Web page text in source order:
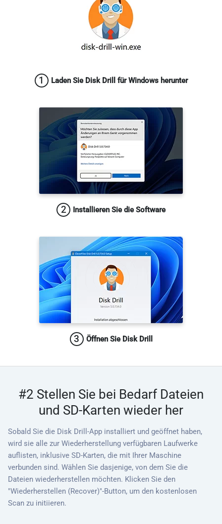
1 Laden Sie Disk Drill für Windows herunter
2 Installieren Sie die Software
3 Öffnen Sie Disk Drill
#2 Stellen Sie bei Bedarf Dateien
und SD-Karten wieder her
Sobald Sie die Disk Drill-App installiert und geöffnet haben,
wird sie alle zur Wiederherstellung verfügbaren Laufwerke
auflisten, inklusive SD-Karten, die mit Ihrer Maschine
verbunden sind. Wählen Sie dasjenige, von dem Sie die
Dateien wiederherstellen möchten. Klicken Sie den
"Wiederherstellen (Recover)"-Button, um den kostenlosen
Scan zu initiieren.